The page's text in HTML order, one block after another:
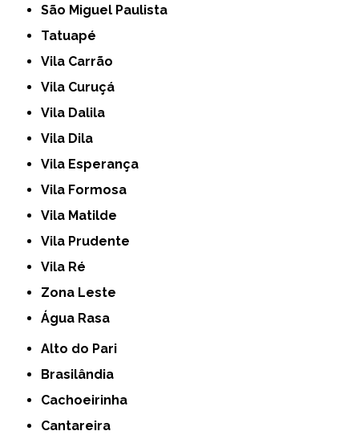
São Miguel Paulista
Tatuapé
Vila Carrão
Vila Curuçá
Vila Dalila
Vila Dila
Vila Esperança
Vila Formosa
Vila Matilde
Vila Prudente
Vila Ré
Zona Leste
Água Rasa
Alto do Pari
Brasilândia
Cachoeirinha
Cantareira